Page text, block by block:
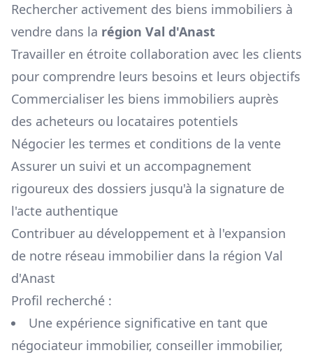
Rechercher activement des biens immobiliers à
vendre dans la région Val d'Anast
Travailler en étroite collaboration avec les clients
pour comprendre leurs besoins et leurs objectifs
Commercialiser les biens immobiliers auprès
des acheteurs ou locataires potentiels
Négocier les termes et conditions de la vente
Assurer un suivi et un accompagnement
rigoureux des dossiers jusqu'à la signature de
l'acte authentique
Contribuer au développement et à l'expansion
de notre réseau immobilier dans la région Val
d'Anast
Profil recherché :
Une expérience significative en tant que
négociateur immobilier, conseiller immobilier,